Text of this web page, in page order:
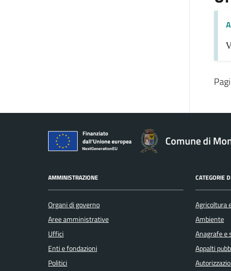
Comune di
AMMINISTRAZIONE
Organi di governo
Aree amministrative
Uffici
Enti e fondazioni
Politici
CATEGORIE
Agricoltura
Ambiente
Anagrafe e
Appalti